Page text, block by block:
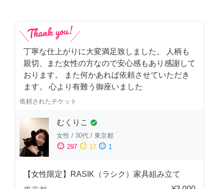
丁寧な仕上がりに大変満足致しました。 人柄も
親切、また女性の方なので安心感もあり感謝して
おります。 また何かあれば依頼させていただき
ます。 心より有難う御座いました
依頼されたチケット
むくりこ check_circle
女性 / 30代 / 東京都
sentiment_satisfied 297 sentiment_neutral 17 sentiment_dissatisfied 1
【女性限定】RASIK（ラシク）家具組み立て